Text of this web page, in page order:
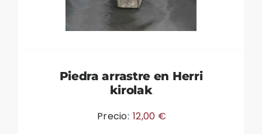
Piedra arrastre en Herri
kirolak
Precio: 12,00 €